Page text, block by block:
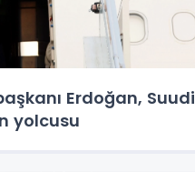
Erdoğan, Suudi
yolcusu